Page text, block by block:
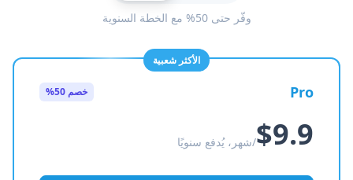
وفّر حتى 50% مع الخطة السنوية
الأكثر شعبية
Pro خصم 50%
$9.9/شهر، يُدفع سنويًا